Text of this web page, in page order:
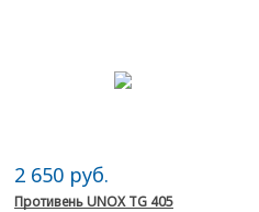
2 650 руб.
Противень UNOX TG 405